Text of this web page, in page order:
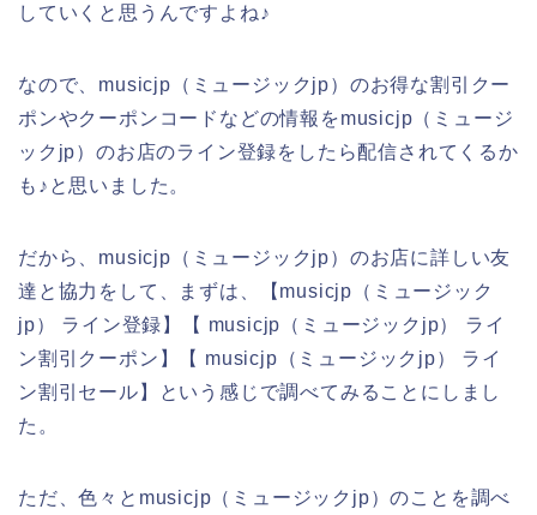
していくと思うんですよね♪
なので、musicjp（ミュージックjp）のお得な割引クー
ポンやクーポンコードなどの情報をmusicjp（ミュージ
ックjp）のお店のライン登録をしたら配信されてくるか
も♪と思いました。
だから、musicjp（ミュージックjp）のお店に詳しい友
達と協力をして、まずは、【musicjp（ミュージック
jp） ライン登録】【 musicjp（ミュージックjp） ライ
ン割引クーポン】【 musicjp（ミュージックjp） ライ
ン割引セール】という感じで調べてみることにしまし
た。
ただ、色々とmusicjp（ミュージックjp）のことを調べ